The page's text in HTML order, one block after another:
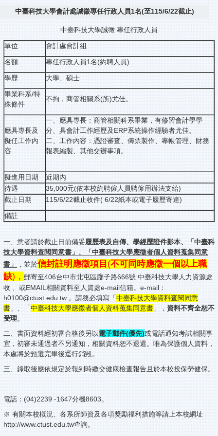
中臺科技大學會計處誠徵專任行政人員1名(至115/6/22截止)
中臺科技大學誠徵 專任行政人員
單位 會計處會計組
名額 專任行政人員1名(約聘人員)
學歷 大學、碩士
畢業科系/特
殊條件
不拘，商管相關系(所)尤佳。
應具專長及
擬任工作內
容
一、應具專長：商管相關科系畢業，有修習會計學學
分、具會計工作經歷及ERP系統操作經驗者尤佳。
二、工作內容：憑證審查、傳票製作、專帳管理、財務
報表編製、其他交辦事項。
擬進用日期
近期內
待遇
35,000元(依本校約聘僱人員聘僱用辦法支給)
截止日期
115/6/22截止收件( 6/22紙本或電子履歷寄達)
備註
一、意者請於截止日前備妥履歷表及自傳、學經歷證件影本、
「中臺科
技大學資料查閱同意書」、「中臺科技大學應徵者個人資料蒐集同意
書」
，並於信封註明應徵項目 (不可同時應徵一個以上職
缺)， 郵寄至406台中市北屯區廍子路666號 中臺科技大學人力資源處
收 、或EMAIL相關資料至人資處e-mail信箱。e-mail：
h0100@ctust.edu.tw 。請務必填寫「中臺科技大學資料查閱同意
書 」、「中臺科技大學應徵者個人資料蒐集同意書 」， 資料不齊全恕不
受理。
二、書面資料經初審合格後另以電子郵件(優先)或電話通知考試相關事
宜，初審未通過者不另通知，相關資料恕不退還。唯為保護個人資料，
本處將於甄選完畢後逕行銷毀。
三、錄取後應依規定於報到時繳交健康檢查報告且於本校投保勞健保。
電話：(04)2239 -1647分機8603。
※ 有關本校概況、各系所師資及各項獎勵福利措施等請上本校網址
http://www.ctust.edu.tw查詢。